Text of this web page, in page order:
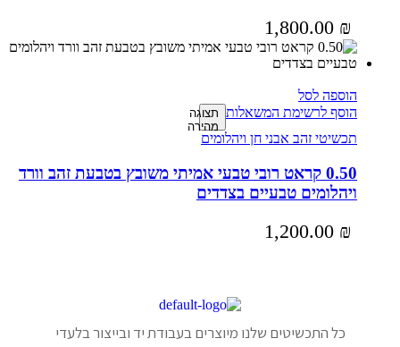
1,800.00 ₪
הוספה לסל
הוסף לרשימת המשאלות תצוגה
מהירה
תכשיטי זהב אבני חן ויהלומים
0.50 קראט רובי טבעי אמיתי משובץ בטבעת זהב וורד
ויהלומים טבעיים בצדדים
1,200.00 ₪
כל התכשיטים שלנו מיוצרים בעבודת יד ובייצור בלעדי